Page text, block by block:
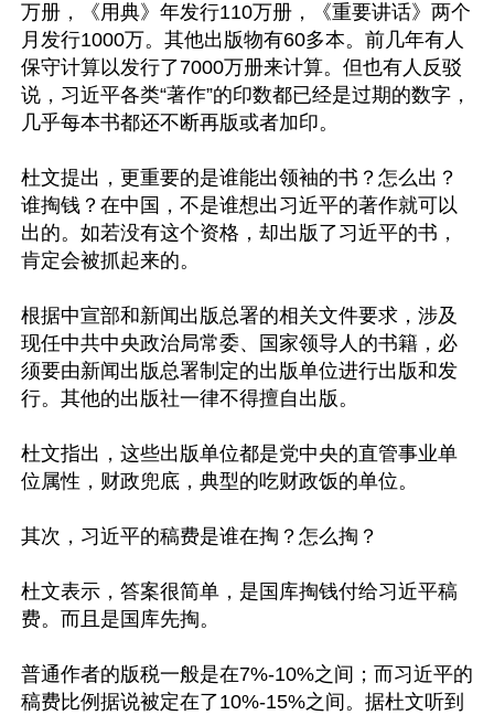
万册，《用典》年发行110万册，《重要讲话》两个
月发行1000万。其他出版物有60多本。前几年有人
保守计算以发行了7000万册来计算。但也有人反驳
说，习近平各类“著作”的印数都已经是过期的数字，
几乎每本书都还不断再版或者加印。
杜文提出，更重要的是谁能出领袖的书？怎么出？
谁掏钱？在中国，不是谁想出习近平的著作就可以
出的。如若没有这个资格，却出版了习近平的书，
肯定会被抓起来的。
根据中宣部和新闻出版总署的相关文件要求，涉及
现任中共中央政治局常委、国家领导人的书籍，必
须要由新闻出版总署制定的出版单位进行出版和发
行。其他的出版社一律不得擅自出版。
杜文指出，这些出版单位都是党中央的直管事业单
位属性，财政兜底，典型的吃财政饭的单位。
其次，习近平的稿费是谁在掏？怎么掏？
杜文表示，答案很简单，是国库掏钱付给习近平稿
费。而且是国库先掏。
普通作者的版税一般是在7%-10%之间；而习近平的
稿费比例据说被定在了10%-15%之间。据杜文听到